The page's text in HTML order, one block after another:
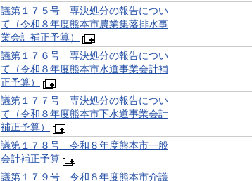
議第１７５号 専決処分の報告につい
て（令和８年度熊本市農業集落排水事
業会計補正予算）
議第１７６号 専決処分の報告につい
て（令和８年度熊本市水道事業会計補
正予算）
議第１７７号 専決処分の報告につい
て（令和８年度熊本市下水道事業会計
補正予算）
議第１７８号 令和８年度熊本市一般
会計補正予算
議第１７９号 令和８年度熊本市介護